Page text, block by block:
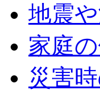
地震
家庭
災害